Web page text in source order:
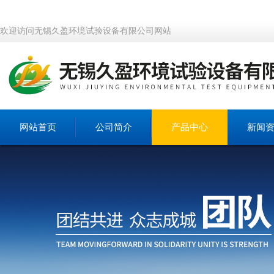
欢迎访问无锡久盈环境试验设备有限公司网站
网站首页 公司简介 产品中心 新闻